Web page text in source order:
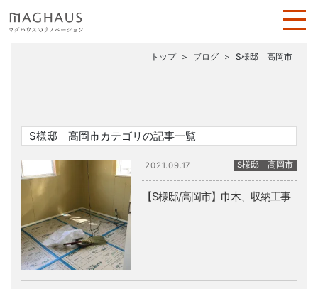
トップ ブログ S様邸 高岡市
S様邸 高岡市カテゴリの記事一覧
2021.09.17
【S様邸/高岡市】巾木、収納工事
S様邸 高岡市